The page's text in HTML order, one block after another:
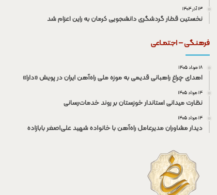
۱۳ آذر ۱۴۰۴
نخستین قطار گردشگری دانشجویی کرمان به راین اعزام شد
فرهنـگی – اجتمـاعی
۱۸ مرداد ۱۴۰۵
اهدای چراغ راهبانی قدیمی به موزه ملی راه‌آهن ایران در پویش «دارا»
۱۴ مرداد ۱۴۰۵
نظارت میدانی استاندار خوزستان بر روند خدمات‌رسانی
۱۴ مرداد ۱۴۰۵
دیدار مشاوران مدیرعامل راه‌آهن با خانواده شهید علی‌اصغر بابازاده